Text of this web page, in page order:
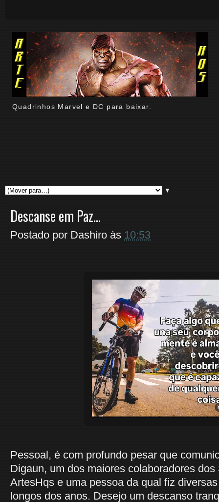
Quadrinhos Marvel e DC para baixar.
▼
Descanse em Paz...
Postado por Dashiro às 10:53
Pessoal, é com profundo pesar que
Digaun, um dos maiores colaboradores
ArtesHqs e uma pessoa da qual fiz
longos dos anos. Desejo um descanso